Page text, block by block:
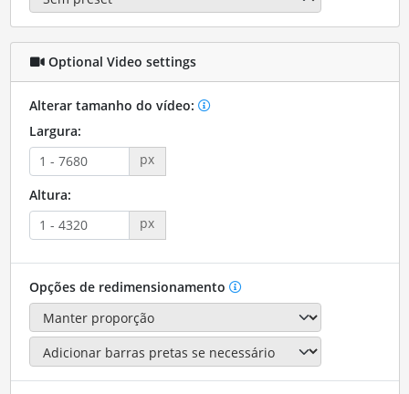
Optional Video settings
Alterar tamanho do vídeo:
Largura:
px
Altura:
px
Opções de redimensionamento